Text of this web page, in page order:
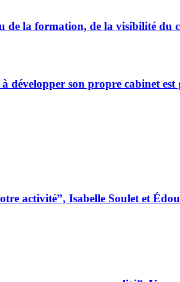
de la formation, de la visibilité du
développer son propre cabinet
activité”, Isabelle Soulet et